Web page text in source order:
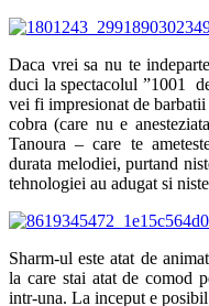
Daca vrei sa nu te
duci la spectacolul ”1001
vei fi impresionat de
cobra (care nu e
Tanoura – care te
durata melodiei, purtand
tehnologiei au adugat si
Sharm-ul este atat de
la care stai atat de comod
intr-una. La inceput e